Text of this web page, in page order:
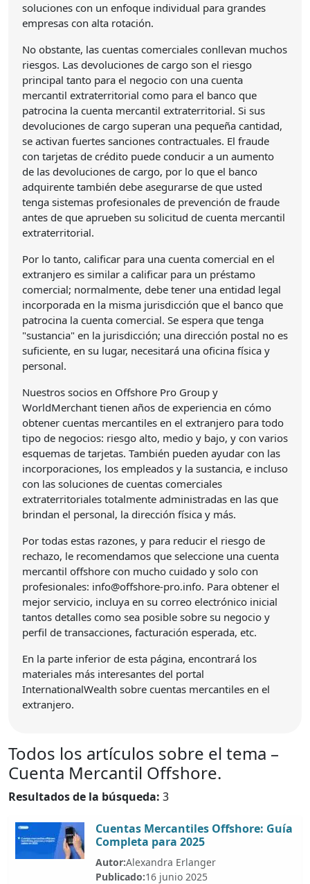
soluciones con un enfoque individual para grandes
empresas con alta rotación.
No obstante, las cuentas comerciales conllevan muchos
riesgos. Las devoluciones de cargo son el riesgo
principal tanto para el negocio con una cuenta
mercantil extraterritorial como para el banco que
patrocina la cuenta mercantil extraterritorial. Si sus
devoluciones de cargo superan una pequeña cantidad,
se activan fuertes sanciones contractuales. El fraude
con tarjetas de crédito puede conducir a un aumento
de las devoluciones de cargo, por lo que el banco
adquirente también debe asegurarse de que usted
tenga sistemas profesionales de prevención de fraude
antes de que aprueben su solicitud de cuenta mercantil
extraterritorial.
Por lo tanto, calificar para una cuenta comercial en el
extranjero es similar a calificar para un préstamo
comercial; normalmente, debe tener una entidad legal
incorporada en la misma jurisdicción que el banco que
patrocina la cuenta comercial. Se espera que tenga
"sustancia" en la jurisdicción; una dirección postal no es
suficiente, en su lugar, necesitará una oficina física y
personal.
Nuestros socios en Offshore Pro Group y
WorldMerchant tienen años de experiencia en cómo
obtener cuentas mercantiles en el extranjero para todo
tipo de negocios: riesgo alto, medio y bajo, y con varios
esquemas de tarjetas. También pueden ayudar con las
incorporaciones, los empleados y la sustancia, e incluso
con las soluciones de cuentas comerciales
extraterritoriales totalmente administradas en las que
brindan el personal, la dirección física y más.
Por todas estas razones, y para reducir el riesgo de
rechazo, le recomendamos que seleccione una cuenta
mercantil offshore con mucho cuidado y solo con
profesionales: info@offshore-pro.info. Para obtener el
mejor servicio, incluya en su correo electrónico inicial
tantos detalles como sea posible sobre su negocio y
perfil de transacciones, facturación esperada, etc.
En la parte inferior de esta página, encontrará los
materiales más interesantes del portal
InternationalWealth sobre cuentas mercantiles en el
extranjero.
Todos los artículos sobre el tema –
Cuenta Mercantil Offshore.
Resultados de la búsqueda: 3
Cuentas Mercantiles Offshore: Guía
Completa para 2025
Autor:Alexandra Erlanger
Publicado:16 junio 2025